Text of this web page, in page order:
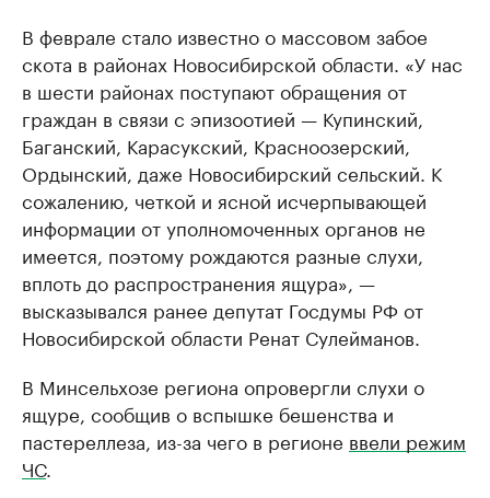
В феврале стало известно о массовом забое
скота в районах Новосибирской области. «У нас
в шести районах поступают обращения от
граждан в связи с эпизоотией — Купинский,
Баганский, Карасукский, Красноозерский,
Ордынский, даже Новосибирский сельский. К
сожалению, четкой и ясной исчерпывающей
информации от уполномоченных органов не
имеется, поэтому рождаются разные слухи,
вплоть до распространения ящура», —
высказывался ранее депутат Госдумы РФ от
Новосибирской области Ренат Сулейманов.
В Минсельхозе региона опровергли слухи о
ящуре, сообщив о вспышке бешенства и
пастереллеза, из-за чего в регионе ввели режим
ЧС.